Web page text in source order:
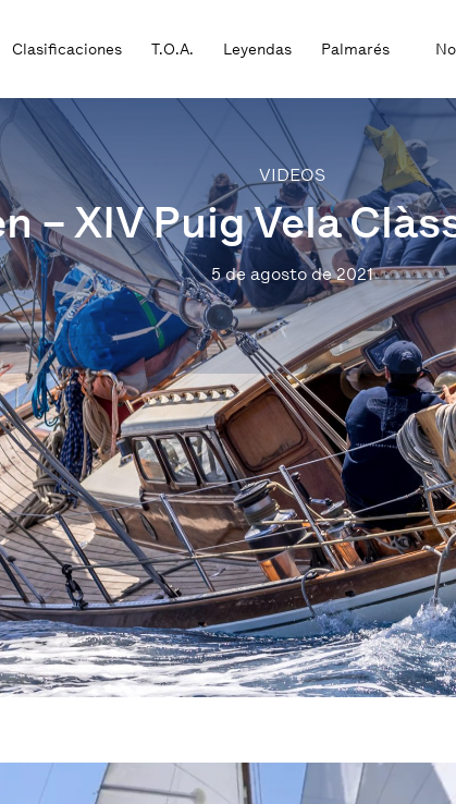
Clasificaciones T.O.A. Leyendas Palmarés
VIDEOS
– XIV Puig Vela
5 de agosto de 2021